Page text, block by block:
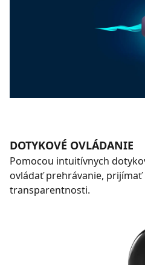
DOTYKOVÉ OVLÁDANIE
Pomocou intuitívnych
ovládať prehrávanie,
transparentnosti.